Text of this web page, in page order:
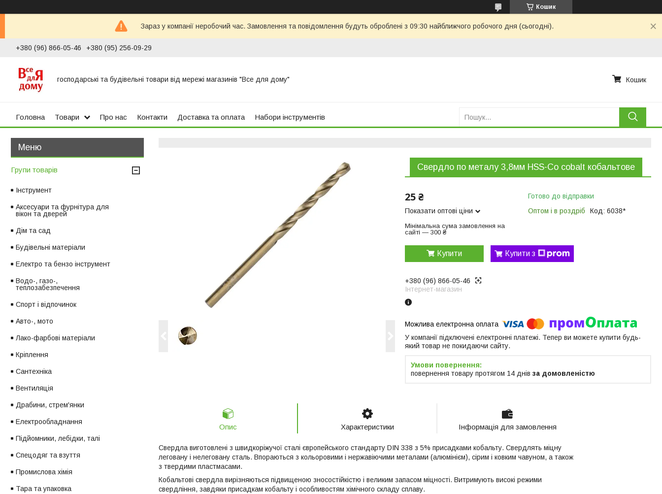
Кошик
Зараз у компанії неробочий час. Замовлення та повідомлення будуть оброблені з 09:30 найближчого робочого дня (сьогодні).
+380 (96) 866-05-46 +380 (95) 256-09-29
господарські та будівельні товари від мережі магазинів "Все для дому" Кошик
Головна Товари Про нас Контакти Доставка та оплата Набори інструментів
Свердло по металу 3,8мм HSS-Co cobalt кобальтове
25 ₴
Показати оптові ціни
Мінімальна сума замовлення на
сайті — 300 ₴
Готово до відправки
Оптом і в роздріб
Код: 6038*
Купити Купити з
+380 (96) 866-05-46
Інтернет-магазин
У компанії підключені електронні платежі. Тепер ви можете купити будь-
який товар не покидаючи сайту.
повернення товару протягом 14 днів за домовленістю
Опис Характеристики Інформація для замовлення
Свердла виготовлені з швидкоріжучої сталі європейського стандарту DIN 338 з 5% присадками кобальту. Свердлять міцну
леговану і нелеговану сталь. Впораються з кольоровими і нержавіючими металами (алюмінієм), сірим і ковким чавуном, а також
з твердими пластмасами.
Кобальтові свердла вирізняються підвищеною зносостійкістю і великим запасом міцності. Витримують високі режими
свердління, завдяки присадкам кобальту і особливостям хімічного складу сплаву.
Групи товарів
Інструмент
Аксесуари та фурнітура для
вікон та дверей
Дім та сад
Будівельні матеріали
Електро та бензо інструмент
Водо-, газо-,
теплозабезпечення
Спорт і відпочинок
Авто-, мото
Лако-фарбові матеріали
Кріплення
Сантехніка
Вентиляція
Драбини, стрем'янки
Електрообладнання
Підйомники, лебідки, талі
Спецодяг та взуття
Промислова хімія
Тара та упаковка